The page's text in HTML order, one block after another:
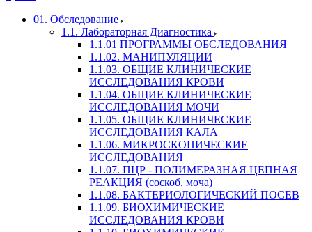
01. Обследование
1.1. Лабораторная Диагностика
1.1.01 ПРОГРАММЫ ОБСЛЕДОВАНИЯ
1.1.02. МАНИПУЛЯЦИИ
1.1.03. ОБЩИЕ КЛИНИЧЕСКИЕ
ИССЛЕДОВАНИЯ КРОВИ
1.1.04. ОБЩИЕ КЛИНИЧЕСКИЕ
ИССЛЕДОВАНИЯ МОЧИ
1.1.05. ОБЩИЕ КЛИНИЧЕСКИЕ
ИССЛЕДОВАНИЯ КАЛА
1.1.06. МИКРОСКОПИЧЕСКИЕ
ИССЛЕДОВАНИЯ
1.1.07. ПЦР - ПОЛИМЕРАЗНАЯ ЦЕПНАЯ
РЕАКЦИЯ (соскоб, моча)
1.1.08. БАКТЕРИОЛОГИЧЕСКИЙ ПОСЕВ
1.1.09. БИОХИМИЧЕСКИЕ
ИССЛЕДОВАНИЯ КРОВИ